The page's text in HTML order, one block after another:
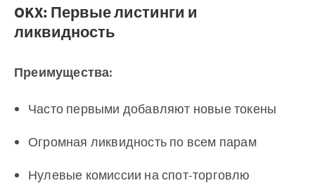
OKX: Первые листинги и
ликвидность
Преимущества:
Часто первыми добавляют новые токены
Огромная ликвидность по всем парам
Нулевые комиссии на спот-торговлю